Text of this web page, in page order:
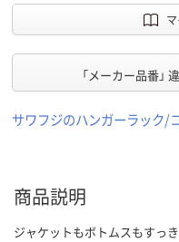
「メーカー品番」
サワフジのハンガーラック/
商品説明
ジャケットもボトムスもすっ